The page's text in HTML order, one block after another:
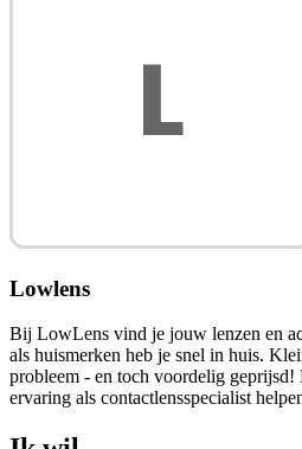
Lowlens
Bij LowLens vind je jouw lenzen en
als huismerken heb je snel in huis.
probleem - en toch voordelig geprijsd!
ervaring als contactlensspecialist